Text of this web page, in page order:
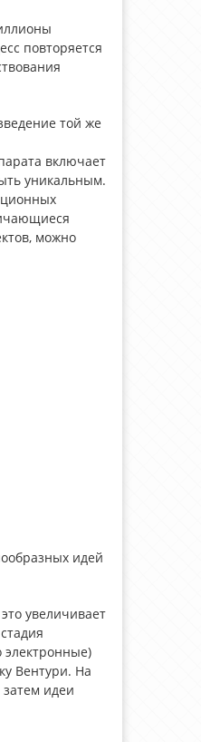
повторяется
той же
включает
уникальным.
можно
идей
увеличивает
электронные)
Вентури. На
идеи